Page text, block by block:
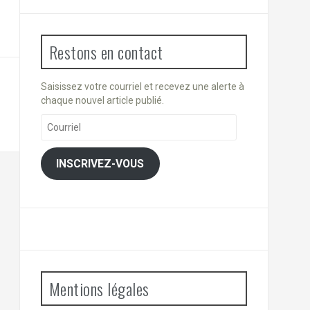
Restons en contact
Saisissez votre courriel et recevez une alerte à
chaque nouvel article publié.
Courriel
INSCRIVEZ-VOUS
Mentions légales